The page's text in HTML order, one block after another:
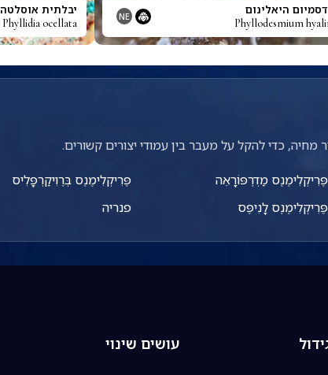
היאלינום
Phyllodesmium
NE יבלתית אוסלטה
Phyllidia ocellata
מחיה, כדי להקל על מעבר בין עמודי יצורים קשורים.
פֶּרִיקְלִימֶנֶס מַדְרֶפּוֹרָאֵה
פֶּרִיקְלִימֶנֶס לָנִיפֶּס
פֶּרִיקְלִימֶנֶס בְּרֶוִיקַרְפָּלִיס
פנריה
עושים שינוי